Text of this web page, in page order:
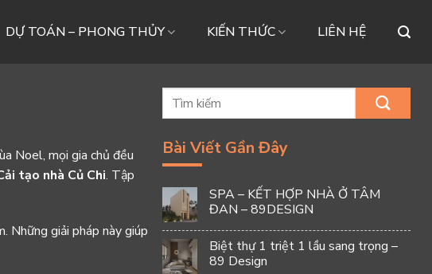
DỰ TOÁN – PHONG THỦY KIẾN THỨC LIÊN HỆ
Noel, mọi gia chủ đều
tạo nhà Củ Chi. Tập
Những giải pháp này giúp
Bài Viết Gần Đây
SPA – KẾT HỢP NHÀ Ở TÂM
ĐAN – 89DESIGN
Biệt thự 1 triệt 1 lầu sang trọng –
89 Design